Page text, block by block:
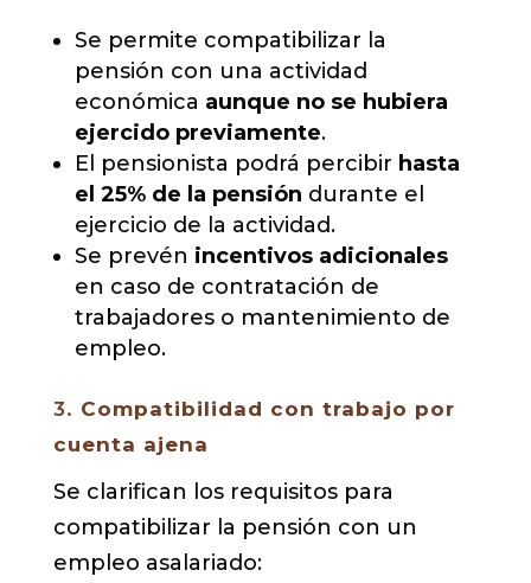
Se permite compatibilizar la
pensión con una actividad
económica aunque no se hubiera
ejercido previamente.
El pensionista podrá percibir hasta
el 25% de la pensión durante el
ejercicio de la actividad.
Se prevén incentivos adicionales
en caso de contratación de
trabajadores o mantenimiento de
empleo.
3. Compatibilidad con trabajo por
cuenta ajena
Se clarifican los requisitos para
compatibilizar la pensión con un
empleo asalariado: